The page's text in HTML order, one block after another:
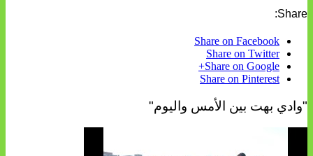
Share:
Share on Facebook
Share on Twitter
Share on Google+
Share on Pinterest
"وادي بهت بين الأمس واليوم"